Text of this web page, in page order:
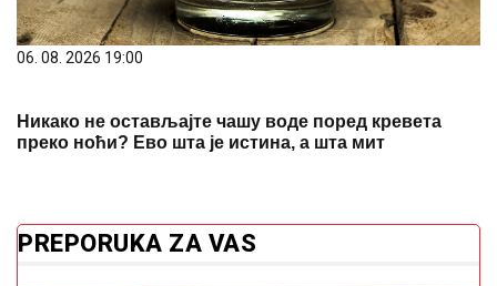
06. 08. 2026 19:00
Никако не остављајте чашу воде поред кревета
преко ноћи? Ево шта је истина, а шта мит
PREPORUKA ZA VAS